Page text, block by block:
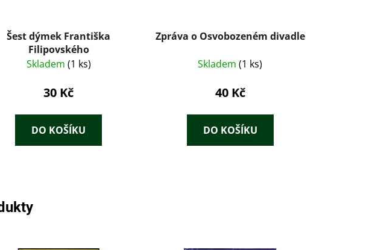
Šest dýmek Františka
Filipovského
Skladem (1 ks)
30 Kč
DO KOŠÍKU
Zpráva o Osvobozeném divadle
Skladem(1 ks)
40 Kč
DO KOŠÍKU